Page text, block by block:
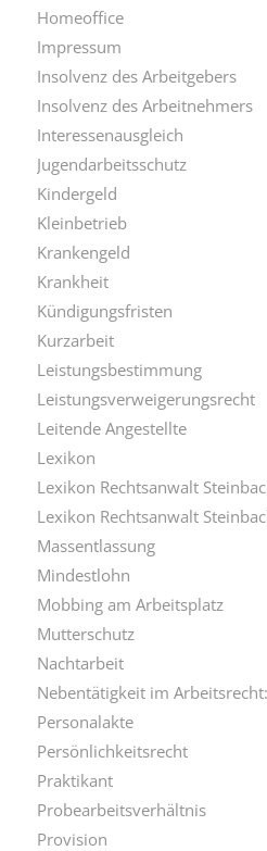
Homeoffice
Impressum
Insolvenz des Arbeitgebers
Insolvenz des Arbeitnehmers
Interessenausgleich
Jugendarbeitsschutz
Kindergeld
Kleinbetrieb
Krankengeld
Krankheit
Kündigungsfristen
Kurzarbeit
Leistungsbestimmung
Leistungsverweigerungsrecht
Leitende Angestellte
Lexikon
Lexikon Rechtsanwalt
Lexikon Rechtsanwalt
Massentlassung
Mindestlohn
Mobbing am Arbeitsplatz
Mutterschutz
Nachtarbeit
Nebentätigkeit im
Personalakte
Persönlichkeitsrecht
Praktikant
Probearbeitsverhältnis
Provision